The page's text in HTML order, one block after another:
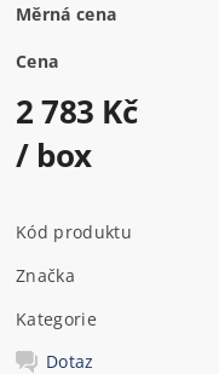
Měrná cena
Cena
2 783 Kč
/ box
Kód produktu
Značka
Kategorie
Dotaz